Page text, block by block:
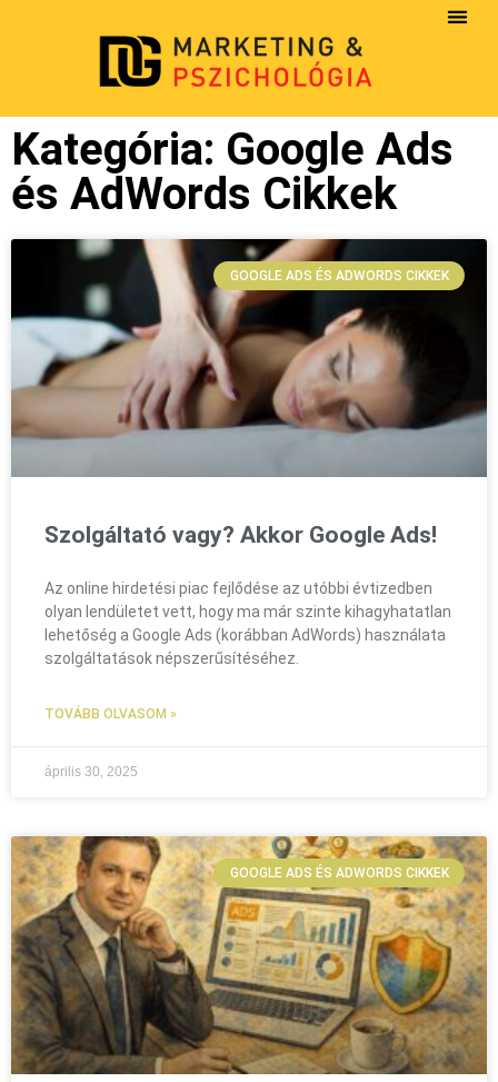
Kategória: Google Ads
és AdWords Cikkek
GOOGLE ADS ÉS ADWORDS CIKKEK
Szolgáltató vagy? Akkor Google Ads!
Az online hirdetési piac fejlődése az utóbbi évtizedben
olyan lendületet vett, hogy ma már szinte kihagyhatatlan
lehetőség a Google Ads (korábban AdWords) használata
szolgáltatások népszerűsítéséhez.
TOVÁBB OLVASOM »
április 30, 2025
GOOGLE ADS ÉS ADWORDS CIKKEK